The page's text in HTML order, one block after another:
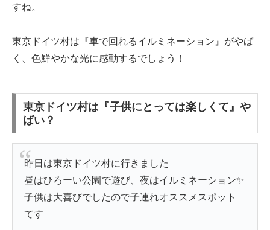
すね。
東京ドイツ村は『車で回れるイルミネーション』がやば
く、色鮮やかな光に感動するでしょう！
東京ドイツ村は『子供にとっては楽しくて』や
ばい？
昨日は東京ドイツ村に行きました
昼はひろーい公園で遊び、夜はイルミネーション✨
子供は大喜びでしたので子連れオススメスポット
てす